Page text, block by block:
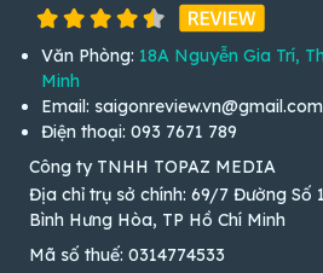
Văn Phòng: 18A Nguyễn Gia Trí,
Minh
Email: saigonreview.vn@gmail.com
Điện thoại: 093 7671 789
Công ty TNHH TOPAZ MEDIA
Địa chỉ trụ sở chính: 69/7 Đường Số
Bình Hưng Hòa, TP Hồ Chí Minh
Mã số thuế: 0314774533